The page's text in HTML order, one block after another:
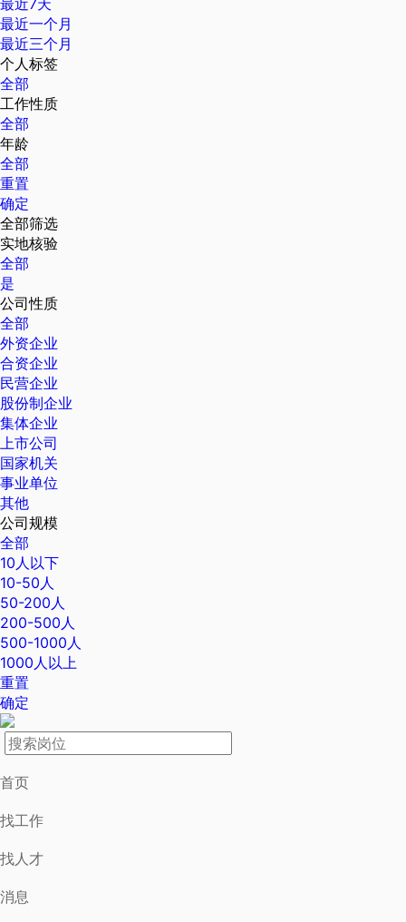
最近7天
最近一个月
最近三个月
个人标签
全部
工作性质
全部
年龄
全部
重置
确定
全部筛选
实地核验
全部
是
公司性质
全部
外资企业
合资企业
民营企业
股份制企业
集体企业
上市公司
国家机关
事业单位
其他
公司规模
全部
10人以下
10-50人
50-200人
200-500人
500-1000人
1000人以上
重置
确定
首页
找工作
找人才
消息